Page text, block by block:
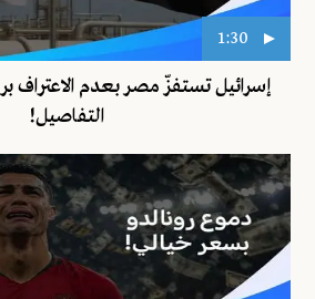
1:30
إسرائيل تستفزّ مصر بعدم الاعتراف
التفاصيل!